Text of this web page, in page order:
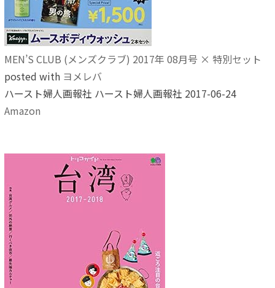
MEN’S CLUB (メンズクラブ) 2017年 08月号 × 特別セット
posted with ヨメレバ
ハースト婦人画報社 ハースト婦人画報社 2017-06-24
Amazon